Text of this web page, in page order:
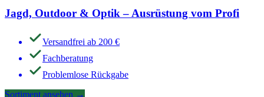
Jagd, Outdoor & Optik – Ausrüstung vom Profi
Versandfrei ab 200 €
Fachberatung
Problemlose Rückgabe
Sortiment ansehen →